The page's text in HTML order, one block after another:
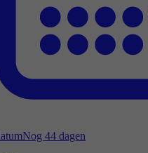
Nog 44 dagen